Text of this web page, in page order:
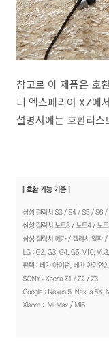
참고로 이 제품은 호
니 엑스페리아 XZ에
설명서에는 호환리스